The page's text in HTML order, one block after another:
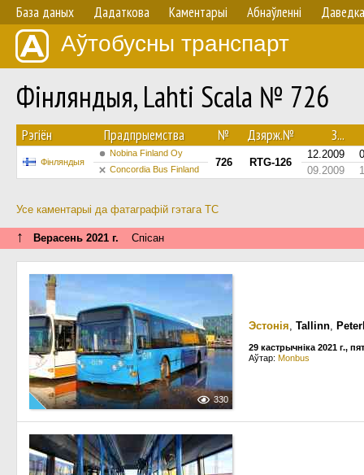
База даных Дадаткова Каментарыі Абнаўленнi Даведка
Аўтобусны транспарт
Фінляндыя, Lahti Scala № 726
Рэгіён Прадпрыемства № Дзярж.№ З...
Фінляндыя
Nobina Finland Oy
726 RTG-126
12.2009
Concordia Bus Finland 09.2009
Усе каментарыі да фатаграфій гэтага ТС
↑ Верасень 2021 г. Спісан
330
Эстонія, Tallinn,
29 кастрычніка 2021 г.,
Аўтар: Monbus